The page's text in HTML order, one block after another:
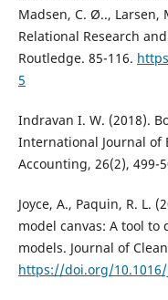
Madsen, C. Ø.., Larsen,
Relational Research
Routledge. 85-116.
5
Indravan I. W. (2018).
International Journal of
Accounting, 26(2), 499-
Joyce, A., Paquin, R. L.
model canvas: A tool
models. Journal of
https://doi.org/